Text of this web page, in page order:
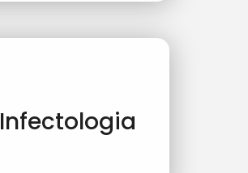
Infectologia